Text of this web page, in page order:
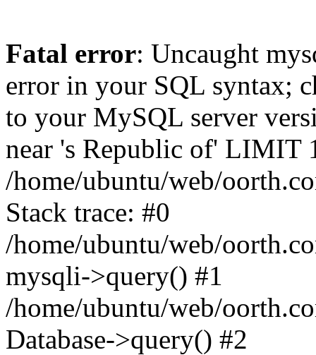
Fatal error: Uncaught
error in your SQL syntax;
to your MySQL server
near 's Republic of' LIMIT
/home/ubuntu/web/
Stack trace: #0
/home/ubuntu/web/
mysqli->query() #1
/home/ubuntu/web/
Database->query() #2